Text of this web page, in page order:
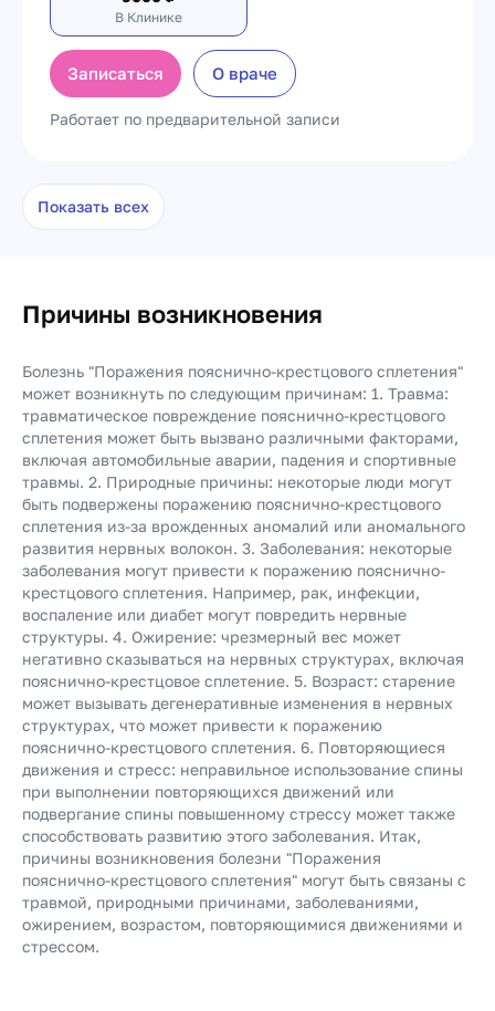
В Клинике
Записаться О враче
Работает по предварительной записи
Показать всех
Причины возникновения
Болезнь "Поражения пояснично-крестцового сплетения"
может возникнуть по следующим причинам: 1. Травма:
травматическое повреждение пояснично-крестцового
сплетения может быть вызвано различными факторами,
включая автомобильные аварии, падения и спортивные
травмы. 2. Природные причины: некоторые люди могут
быть подвержены поражению пояснично-крестцового
сплетения из-за врожденных аномалий или аномального
развития нервных волокон. 3. Заболевания: некоторые
заболевания могут привести к поражению пояснично-
крестцового сплетения. Например, рак, инфекции,
воспаление или диабет могут повредить нервные
структуры. 4. Ожирение: чрезмерный вес может
негативно сказываться на нервных структурах, включая
пояснично-крестцовое сплетение. 5. Возраст: старение
может вызывать дегенеративные изменения в нервных
структурах, что может привести к поражению
пояснично-крестцового сплетения. 6. Повторяющиеся
движения и стресс: неправильное использование спины
при выполнении повторяющихся движений или
подвергание спины повышенному стрессу может также
способствовать развитию этого заболевания. Итак,
причины возникновения болезни "Поражения
пояснично-крестцового сплетения" могут быть связаны с
травмой, природными причинами, заболеваниями,
ожирением, возрастом, повторяющимися движениями и
стрессом.